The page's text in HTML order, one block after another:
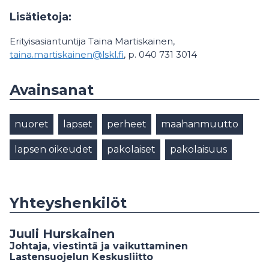
Lisätietoja:
Erityisasiantuntija Taina Martiskainen,
taina.martiskainen@lskl.fi, p. 040 731 3014
Avainsanat
nuoret lapset perheet maahanmuutto
lapsen oikeudet pakolaiset pakolaisuus
Yhteyshenkilöt
Juuli Hurskainen
Johtaja, viestintä ja vaikuttaminen
Lastensuojelun Keskusliitto